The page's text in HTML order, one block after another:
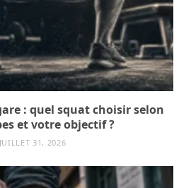
: quel squat choisir selon
et votre objectif ?
JUILLET 31, 2026